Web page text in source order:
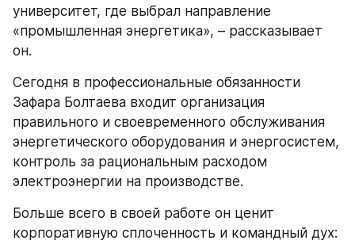
университет, где выбрал направление
«промышленная энергетика», – рассказывает
он.
Сегодня в профессиональные обязанности
Зафара Болтаева входит организация
правильного и своевременного обслуживания
энергетического оборудования и энергосистем,
контроль за рациональным расходом
электроэнергии на производстве.
Больше всего в своей работе он ценит
корпоративную сплоченность и командный дух: